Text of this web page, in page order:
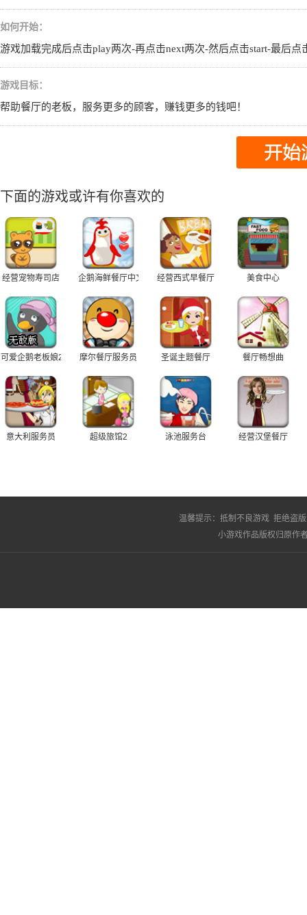
如何开始：
游戏加载完成后点击play两次-再点击next两次-然后点击start-最后
游戏目标：
帮助餐厅的老板，服务更多的顾客，赚钱更多的钱吧！
下面的游戏或许有你喜欢的
经营宠物寿司店 企鹅海鲜餐厅中文版 经营西式早餐厅 美食中心
可爱企鹅老板娘2无敌版摩尔餐厅服务员 圣诞主题餐厅 餐厅畅想曲
意大利服务员 超级旅馆2 泳池服务台 经营汉堡餐厅
温馨提示： 抵制不良游戏 拒绝盗
小游戏作品版权归原作